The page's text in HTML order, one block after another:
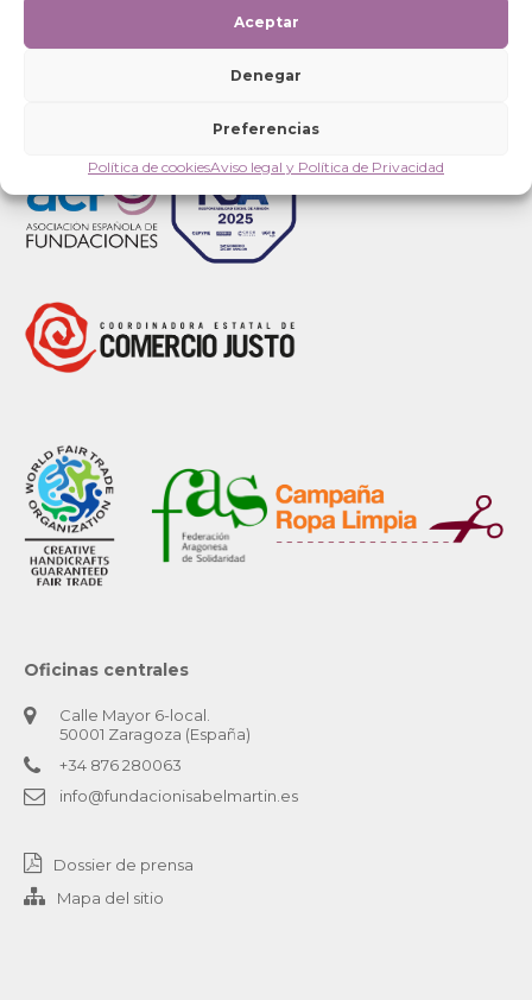
Aceptar
Denegar
Preferencias
Política de cookiesAviso legal y Política de Privacidad
Oficinas centrales
Calle Mayor 6-local.
50001 Zaragoza (España)
+34 876 280063
info@fundacionisabelmartin.es
Dossier de prensa
Mapa del sitio